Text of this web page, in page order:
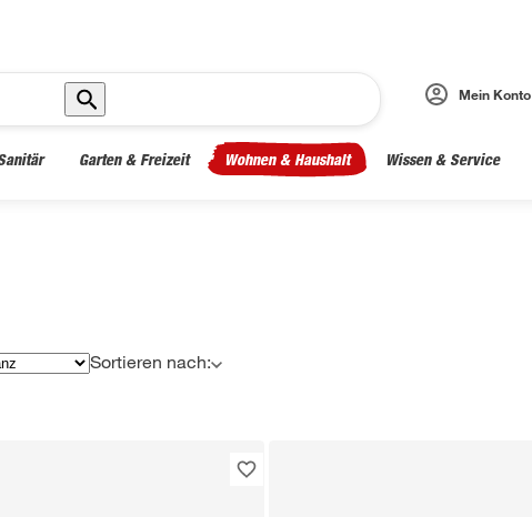
Mein Konto
Garten & Freizeit Wohnen & Haushalt Wissen & Service
Sortieren nach: